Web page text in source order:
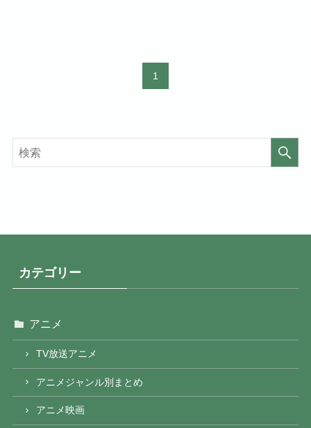
1
カテゴリー
アニメ
TV放送アニメ
アニメジャンル別まとめ
アニメ映画